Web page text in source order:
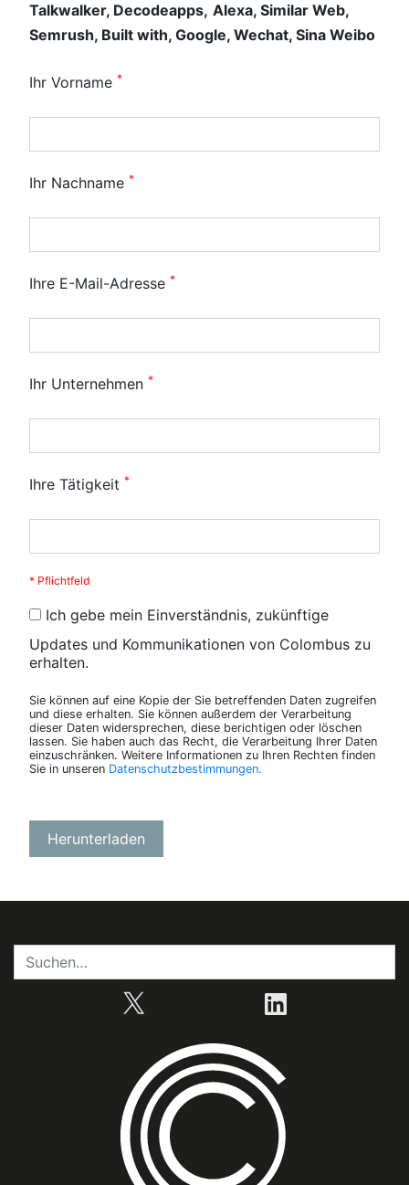
Talkwalker, Decodeapps, Alexa, Similar Web,
Semrush, Built with, Google, Wechat, Sina Weibo
Ihr Vorname *
Ihr Nachname *
Ihre E-Mail-Adresse *
Ihr Unternehmen *
Ihre Tätigkeit *
* Pflichtfeld
Ich gebe mein Einverständnis, zukünftige
Updates und Kommunikationen von Colombus zu
erhalten.
Sie können auf eine Kopie der Sie betreffenden Daten zugreifen
und diese erhalten. Sie können außerdem der Verarbeitung
dieser Daten widersprechen, diese berichtigen oder löschen
lassen. Sie haben auch das Recht, die Verarbeitung Ihrer Daten
einzuschränken. Weitere Informationen zu Ihren Rechten finden
Sie in unseren Datenschutzbestimmungen.
LinkedIn